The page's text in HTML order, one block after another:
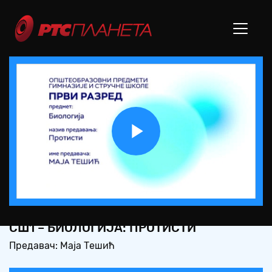
Play
Video
СШ1 – БИОЛОГИЈА: ПРОТИСТИ
Предавач: Маја Тешић